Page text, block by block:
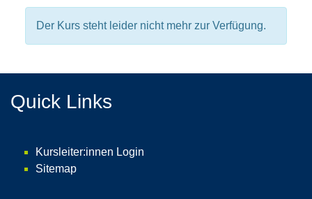
Der Kurs steht leider nicht mehr zur Verfügung.
Quick Links
Kursleiter:innen Login
Sitemap